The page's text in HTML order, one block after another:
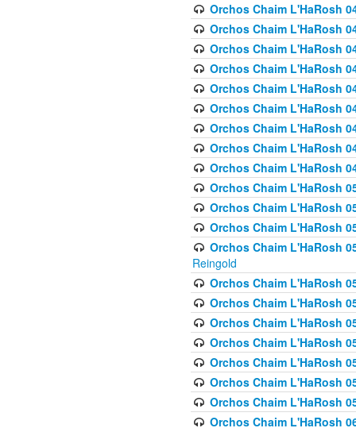
Orchos Chaim L'HaRosh
Orchos Chaim L'HaRosh
Orchos Chaim L'HaRosh
Orchos Chaim L'HaRosh
Orchos Chaim L'HaRosh
Orchos Chaim L'HaRosh
Orchos Chaim L'HaRosh
Orchos Chaim L'HaRosh
Orchos Chaim L'HaRosh
Orchos Chaim L'HaRosh
Orchos Chaim L'HaRosh
Orchos Chaim L'HaRosh
Orchos Chaim L'HaRosh
Reingold
Orchos Chaim L'HaRosh
Orchos Chaim L'HaRosh
Orchos Chaim L'HaRosh
Orchos Chaim L'HaRosh
Orchos Chaim L'HaRosh
Orchos Chaim L'HaRosh
Orchos Chaim L'HaRosh
Orchos Chaim L'HaRosh